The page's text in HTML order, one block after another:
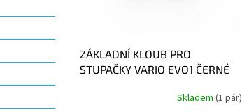
ZÁKLADNÍ KLOUB PRO
STUPAČKY VARIO EVO1 ČERNÉ
Skladem (1 pár)